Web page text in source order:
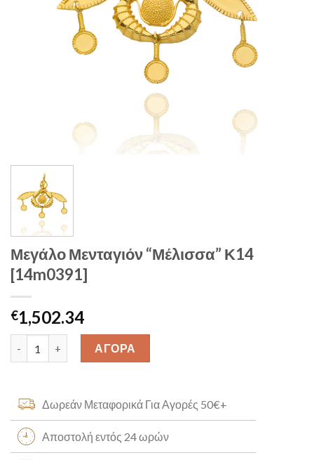
Μεγάλο Μενταγιόν “Μέλισσα” Κ14
[14m0391]
€1,502.34
Μεγάλο Μενταγιόν “Μέλισσα” Κ14 [14m0391] quantity
ΑΓΟΡΑ
Δωρεάν Μεταφορικά Για Αγορές 50€+
Αποστολή εντός 24 ωρών